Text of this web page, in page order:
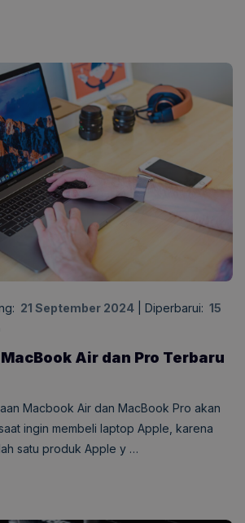
21 September 2024 Diperbarui: 15
Air dan Pro Terbaru
Macbook Air dan MacBook Pro akan
ingin membeli laptop Apple, karena
satu produk Apple y …